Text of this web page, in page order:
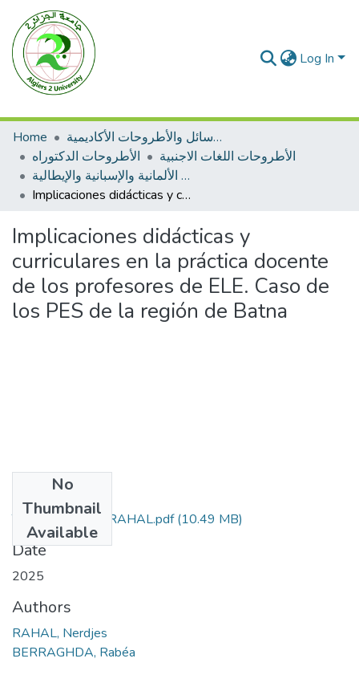
Log In
Home
الرسائل والأطروحات الأكاديمية
الأطروحات الدكتوراه
الأطروحات اللغات الاجنبية
اللغة الألمانية والإسبانية والإيطالية
Implicaciones didácticas y curriculares en la práctica docente de los profesores de ELE. Caso de los PES de la región de Batna
Implicaciones didácticas y
curriculares en la práctica docente
de los profesores de ELE. Caso de
los PES de la región de Batna
No
Thumbnail
Available
TESIS NERDJES RAHAL.pdf(10.49 MB)
Date
2025
Authors
RAHAL, Nerdjes
BERRAGHDA, Rabéa